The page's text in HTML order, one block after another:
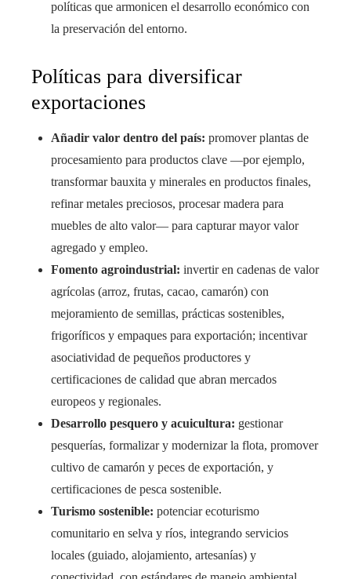
políticas que armonicen el desarrollo económico con
la preservación del entorno.
Políticas para diversificar
exportaciones
Añadir valor dentro del país: promover plantas de
procesamiento para productos clave —por ejemplo,
transformar bauxita y minerales en productos finales,
refinar metales preciosos, procesar madera para
muebles de alto valor— para capturar mayor valor
agregado y empleo.
Fomento agroindustrial: invertir en cadenas de valor
agrícolas (arroz, frutas, cacao, camarón) con
mejoramiento de semillas, prácticas sostenibles,
frigoríficos y empaques para exportación; incentivar
asociatividad de pequeños productores y
certificaciones de calidad que abran mercados
europeos y regionales.
Desarrollo pesquero y acuicultura: gestionar
pesquerías, formalizar y modernizar la flota, promover
cultivo de camarón y peces de exportación, y
certificaciones de pesca sostenible.
Turismo sostenible: potenciar ecoturismo
comunitario en selva y ríos, integrando servicios
locales (guiado, alojamiento, artesanías) y